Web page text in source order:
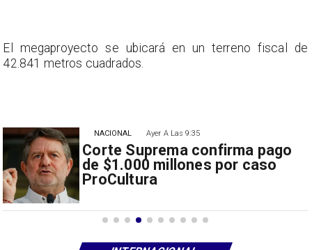
Ayer A Las 9:35
Corte Suprema confirma pago
de $1.000 millones por caso
ProCultura
NACIONAL
El megaproyecto se ubicará en un terreno fiscal de
42.841 metros cuadrados.